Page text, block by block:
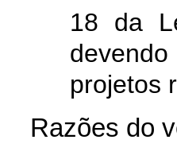
18 da
projetos
Razões do